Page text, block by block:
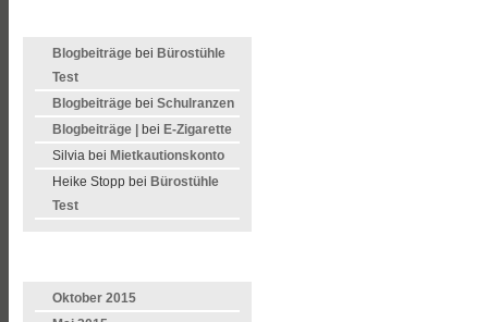
Blogbeiträge bei Bürostühle
Test
Blogbeiträge bei Schulranzen
Blogbeiträge |
bei E-Zigarette
Silvia bei Mietkautionskonto
Heike Stopp bei Bürostühle
Test
Oktober 2015